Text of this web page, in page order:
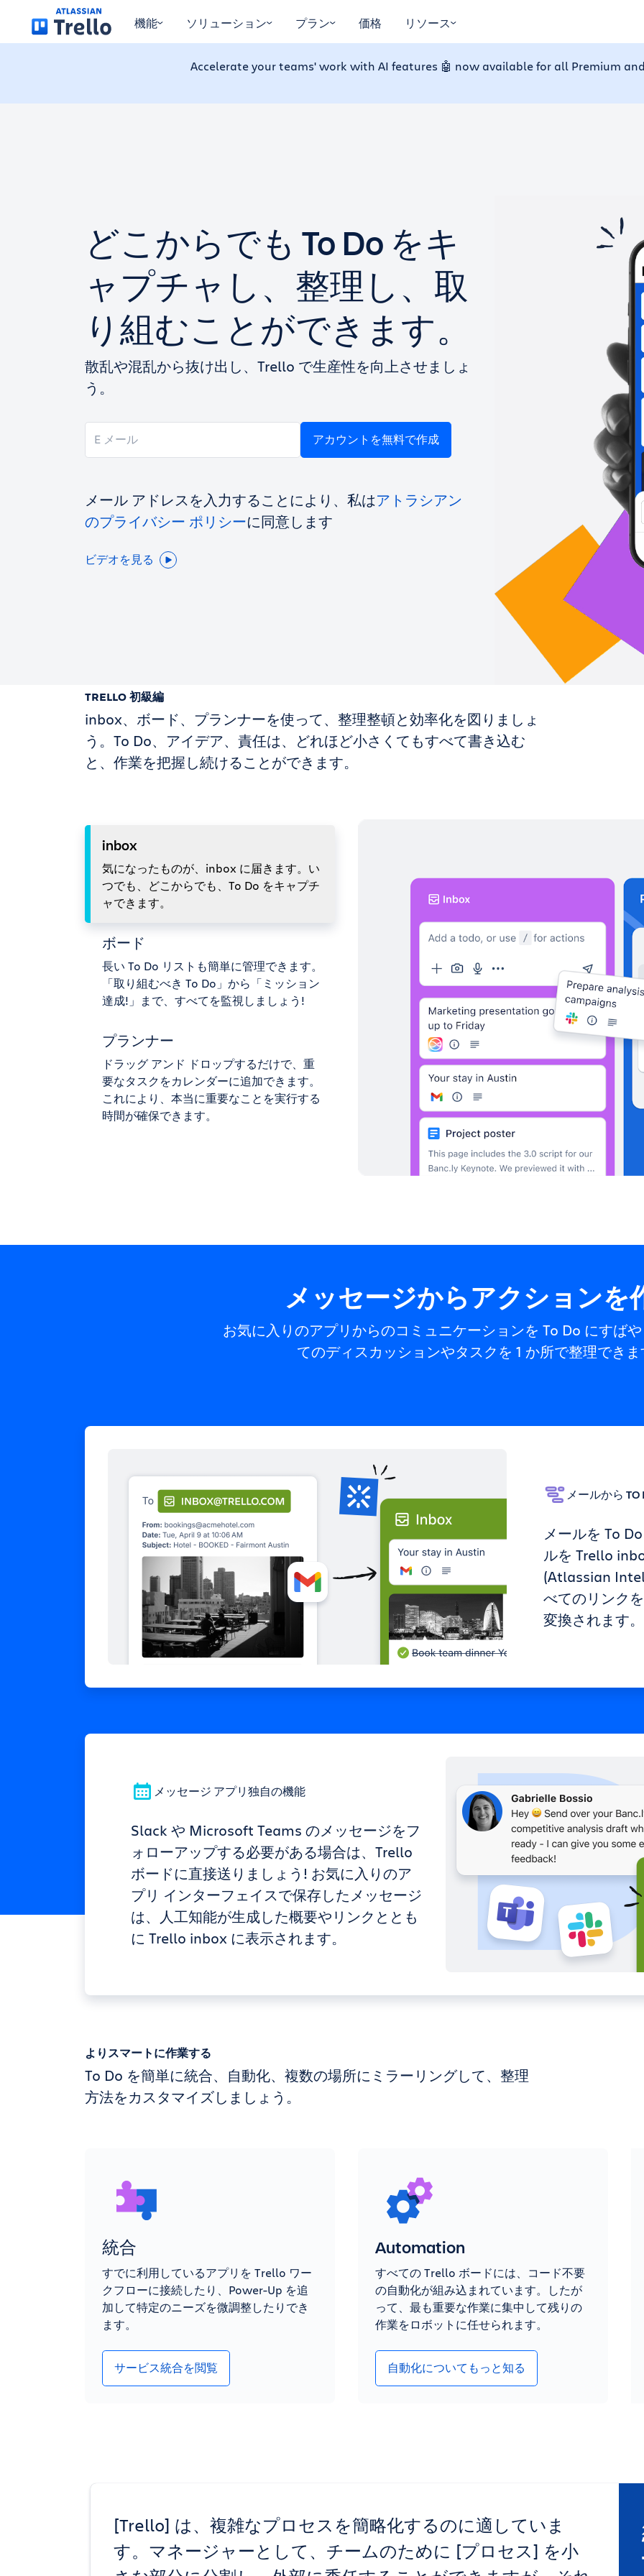
メイン コンテンツにスキップ
機能 ソリューション プラン 価格 リソース
Accelerate your teams' work with AI features 🤖 now available for all Premium
どこからでも To Do をキ
ャプチャし、整理し、取
り組むことができます。
散乱や混乱から抜け出し、Trello で生産性を向上させましょ
う。
アカウントを無料で作成
メール アドレスを入力することにより、私はアトラシアン
のプライバシー ポリシーに同意します
ビデオを見る
TRELLO 初級編
inbox、ボード、プランナーを使って、整理整頓と効率化を図りましょ
う。To Do、アイデア、責任は、どれほど小さくてもすべて書き込む
と、作業を把握し続けることができます。
inbox
気になったものが、inbox に届きます。い
つでも、どこからでも、To Do をキャプチ
ャできます。
ボード
長い To Do リストも簡単に管理できます。
「取り組むべき To Do」から「ミッション
達成!」まで、すべてを監視しましょう!
プランナー
ドラッグ アンド ドロップするだけで、重
要なタスクをカレンダーに追加できます。
これにより、本当に重要なことを実行する
時間が確保できます。
メッセージからアクションを
お気に入りのアプリからのコミュニケーションを To Do にすば
てのディスカッションやタスクを 1 か所で整理でき
メールから
メールを To
ルを Trello
(Atlassian
べてのリンク
変換されます。
メッセージ アプリ独自の機能
Slack や Microsoft Teams のメッセージをフ
ォローアップする必要がある場合は、Trello
ボードに直接送りましょう! お気に入りのア
プリ インターフェイスで保存したメッセージ
は、人工知能が生成した概要やリンクととも
に Trello inbox に表示されます。
よりスマートに作業する
To Do を簡単に統合、自動化、複数の場所にミラーリングして、整理
方法をカスタマイズしましょう。
統合
すでに利用しているアプリを Trello ワー
クフローに接続したり、Power-Up を追
加して特定のニーズを微調整したりでき
ます。
サービス統合を閲覧
Automation
すべての Trello ボードには、コード不要
の自動化が組み込まれています。したが
って、最も重要な作業に集中して残りの
作業をロボットに任せられます。
自動化についてもっと知る
[Trello] は、複雑なプロセスを簡略化するのに適していま
す。マネージャーとして、チームのために [プロセス] を小